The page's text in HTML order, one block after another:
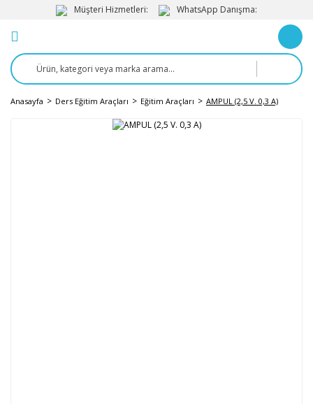
Müşteri Hizmetleri: WhatsApp Danışma:
Anasayfa Ders Eğitim Araçları Eğitim Araçları AMPUL (2,5 V. 0,3 A)